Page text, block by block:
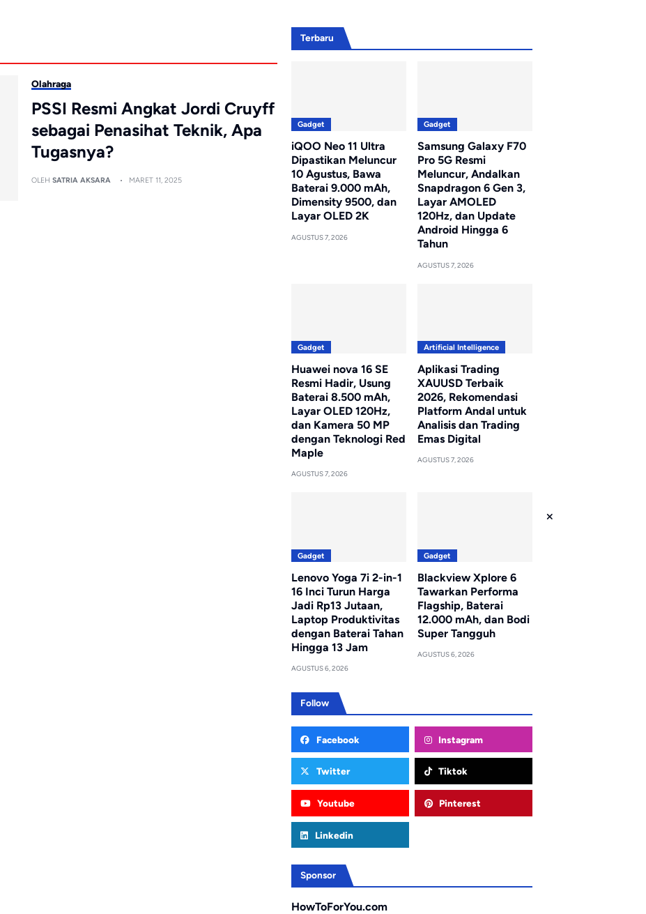
Olahraga
PSSI Resmi Angkat Jordi Cruyff
sebagai Penasihat Teknik, Apa
Tugasnya?
OLEHSATRIA AKSARA MARET 11, 2025
Terbaru
Gadget
iQOO Neo 11 Ultra
Dipastikan Meluncur
10 Agustus, Bawa
Baterai 9.000 mAh,
Dimensity 9500, dan
Layar OLED 2K
AGUSTUS 7, 2026
Gadget
Samsung Galaxy F70
Pro 5G Resmi
Meluncur, Andalkan
Snapdragon 6 Gen 3,
Layar AMOLED
120Hz, dan Update
Android Hingga 6
Tahun
AGUSTUS 7, 2026
Gadget
Huawei nova 16 SE
Resmi Hadir, Usung
Baterai 8.500 mAh,
Layar OLED 120Hz,
dan Kamera 50 MP
dengan Teknologi Red
Maple
AGUSTUS 7, 2026
Artificial Intelligence
Aplikasi Trading
XAUUSD Terbaik
2026, Rekomendasi
Platform Andal untuk
Analisis dan Trading
Emas Digital
AGUSTUS 7, 2026
Gadget
Lenovo Yoga 7i 2-in-1
16 Inci Turun Harga
Jadi Rp13 Jutaan,
Laptop Produktivitas
dengan Baterai Tahan
Hingga 13 Jam
AGUSTUS 6, 2026
Gadget
Blackview Xplore 6
Tawarkan Performa
Flagship, Baterai
12.000 mAh, dan Bodi
Super Tangguh
AGUSTUS 6, 2026
Follow
Facebook Instagram
Twitter Tiktok
Youtube Pinterest
Linkedin
Sponsor
HowToForYou.com